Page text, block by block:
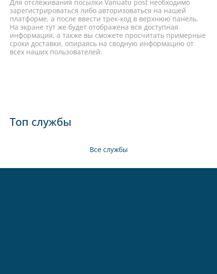
Топ службы
Все службы
Для отслеживания посылки Vanuatu post необходимо
зарегистрироваться либо авторизоваться на нашей
платформе, а после ввести трек-код в верхнюю панель.
На экране тут же будет отображена вся доступная
информация, а также вы сможете просчитать примерные
сроки доставки, опираясь на сводную информацию от
всех наших пользователей.